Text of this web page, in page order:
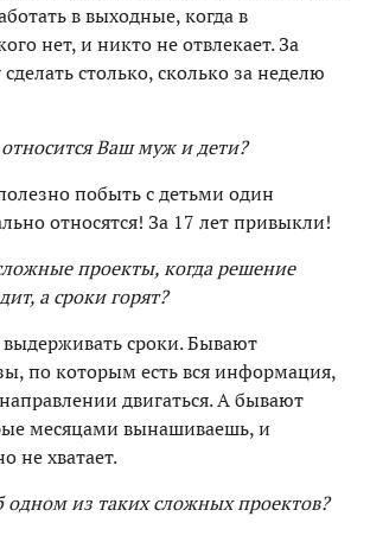
в выходные, когда в
нет, и никто не отвлекает. За
столько, сколько за неделю
Ваш муж и дети?
побыть с детьми один
относятся! За 17 лет привыкли!
проекты, когда решение
а сроки горят?
сроки. Бывают
по которым есть вся информация,
двигаться. А бывают
месяцами вынашиваешь, и
не хватает.
одном из таких сложных проектов?